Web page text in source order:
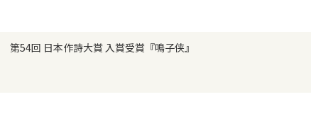
第54回 日本作詩大賞 入賞受賞『鳴子侠』